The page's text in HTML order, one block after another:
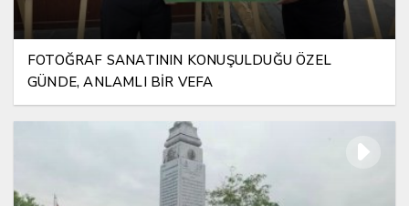
FOTOĞRAF SANATININ KONUŞULDUĞU ÖZEL
GÜNDE, ANLAMLI BİR VEFA